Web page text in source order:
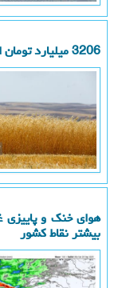
3206 میلیارد تومان از مطالبات گندمکاران پرداخت گردید
هوای خنک و
بیشتر نقاط کشور